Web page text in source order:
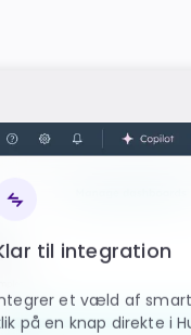
til integration
et væld af
på en knap direkte i